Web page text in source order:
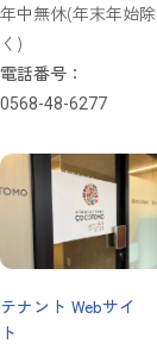
年中無休(年末年始除
く)
電話番号：
0568-48-6277
テナント Webサイ
ト